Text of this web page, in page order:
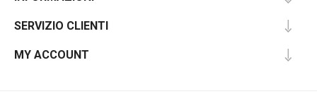
SERVIZIO CLIENTI
MY ACCOUNT